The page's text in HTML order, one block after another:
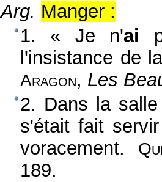
Arg. Manger :
1. « Je n'ai
l'insistance de
Aragon, Les
2. Dans la
s'était fait
voracement.
189.